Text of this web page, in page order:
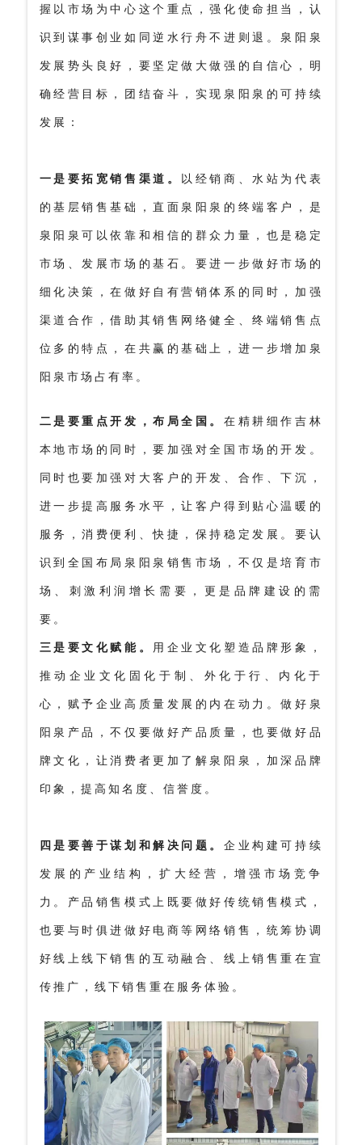
握以市场为中心这个重点，强化使命担当，认
识到谋事创业如同逆水行舟不进则退。泉阳泉
发展势头良好，要坚定做大做强的自信心，明
确经营目标，团结奋斗，实现泉阳泉的可持续
发展 ：
一是要拓宽销售渠道。 以经销商、水站为代表
的基层销售基础，直面泉阳泉的终端客户，是
泉阳泉可以依靠和相信的群众力量，也是稳定
市场、发展市场的基石。要进一步做好市场的
细化决策，在做好自有营销体系的同时， 加强
渠道合作，借助其销售网络健全、终端销售点
位多的特点，在共赢的基础上，进一步增加泉
阳泉市场占有率。
二是要重点开发，布局全国。在精耕细作吉林
本地市场的同时，要加强对全国市场的开发。
同时也要加强对大客户的开发、合作、下沉，
进一步提高服务水平，让客户得到贴心温暖的
服务，消费便利、快捷，保持稳定发展。要认
识到全国布局泉阳泉销售市场，不仅是培育市
场、刺激利润增长需要，更是品牌建设的需
要。
三是要文化赋能。 用企业文化塑造品牌形象，
推动企业文化固化于制、外化于行、内化于
心，赋予企业高质量发展的内在动力。做好泉
阳泉产品，不仅要做好产品质量，也要做好品
牌文化，让消费者更加了解泉阳泉，加深品牌
印象，提高知名度、信誉度。
四是要善于谋划和解决问题。企业构建可持续
发展的产业结构，扩大经营，增强市场竞争
力。产品销售模式上既要做好传统销售模式，
也要与时俱进做好电商等网络销售，统筹协调
好线上线下销售的互动融合、线上销售重在宣
传推广，线下销售重在服务体验。